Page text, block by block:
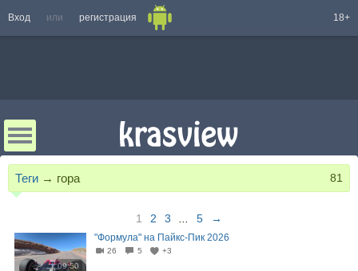
Вход или регистрация 18+
Теги → гора 81
1 2 3 5 →
09:50
"Формула" на Пайкс-Пик 2026
26 5 +3